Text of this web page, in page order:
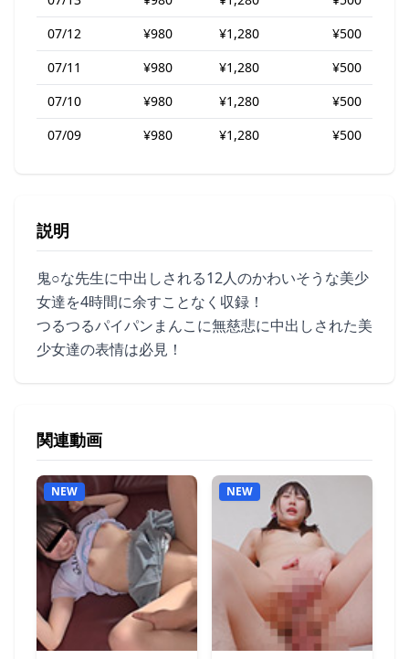
07/12
¥980 ¥1,280
¥500
07/11
¥980 ¥1,280
¥500
07/10
¥980 ¥1,280
¥500
07/09
¥980 ¥1,280 ¥500
説明
鬼○な先生に中出しされる12人のかわいそうな美少
女達を4時間に余すことなく収録！
つるつるパイパンまんこに無慈悲に中出しされた美
少女達の表情は必見！
関連動画
NEW NEW